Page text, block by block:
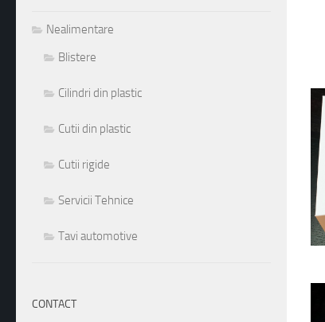
Nealimentare
Blistere
Cilindri din plastic
Cutii din plastic
Cutii rigide
Servicii Tehnice
Tavi automotive
CONTACT